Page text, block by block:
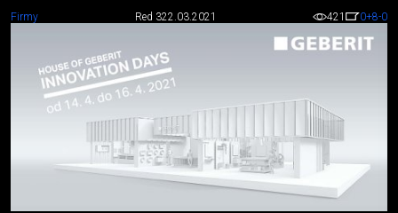
Firmy Red 322.03.2021 421 0+8-0